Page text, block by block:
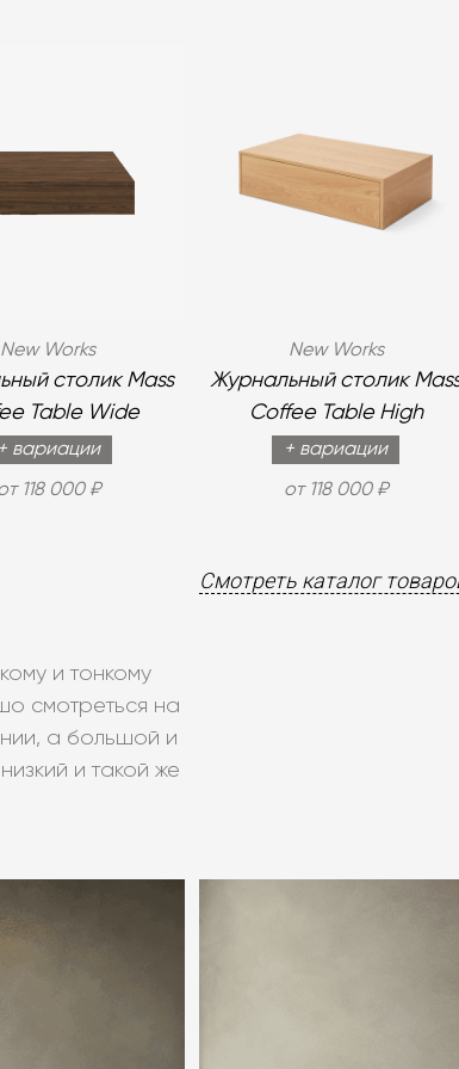
New Works
столик Mass
Table Wide
+ вариации
118 000 ₽
New Works
Журнальный столик
Coffee Table High
+ вариации
от 118 000 ₽
Смотреть каталог
и тонкому
смотреться на
а большой и
и такой же